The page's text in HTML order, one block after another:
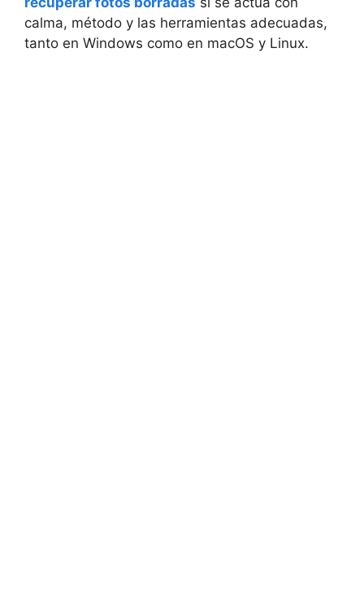
calma, método y las herramientas adecuadas,
tanto en Windows como en macOS y Linux.